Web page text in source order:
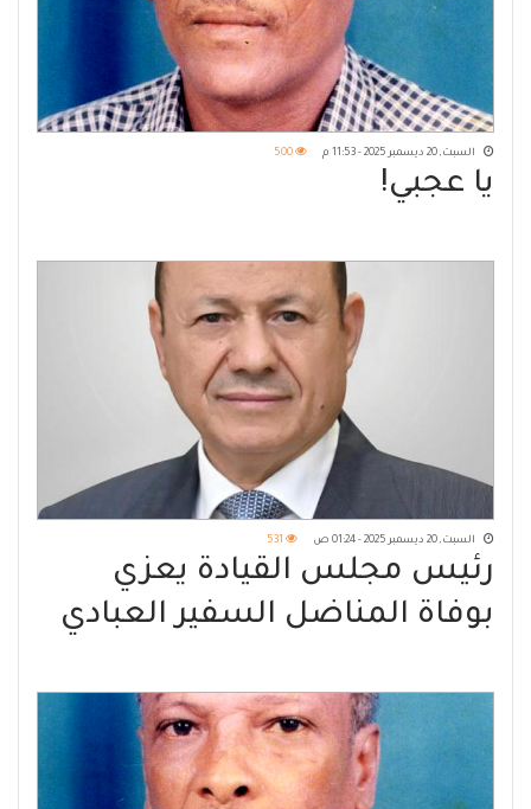
السبت, 20 ديسمبر 2025 - 11:53 م 500
يا عجبي!
السبت, 20 ديسمبر 2025 - 01:24 ص 531
رئيس مجلس القيادة يعزي
بوفاة المناضل السفير العبادي